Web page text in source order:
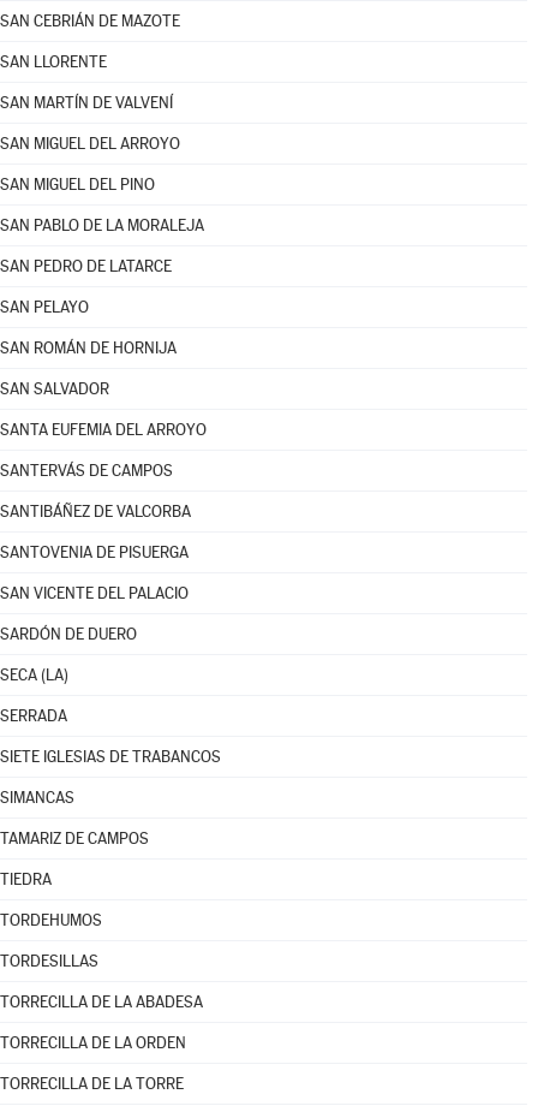
SAN CEBRIÁN DE MAZOTE
SAN LLORENTE
SAN MARTÍN DE VALVENÍ
SAN MIGUEL DEL ARROYO
SAN MIGUEL DEL PINO
SAN PABLO DE LA MORALEJA
SAN PEDRO DE LATARCE
SAN PELAYO
SAN ROMÁN DE HORNIJA
SAN SALVADOR
SANTA EUFEMIA DEL ARROYO
SANTERVÁS DE CAMPOS
SANTIBÁÑEZ DE VALCORBA
SANTOVENIA DE PISUERGA
SAN VICENTE DEL PALACIO
SARDÓN DE DUERO
SECA (LA)
SERRADA
SIETE IGLESIAS DE TRABANCOS
SIMANCAS
TAMARIZ DE CAMPOS
TIEDRA
TORDEHUMOS
TORDESILLAS
TORRECILLA DE LA ABADESA
TORRECILLA DE LA ORDEN
TORRECILLA DE LA TORRE